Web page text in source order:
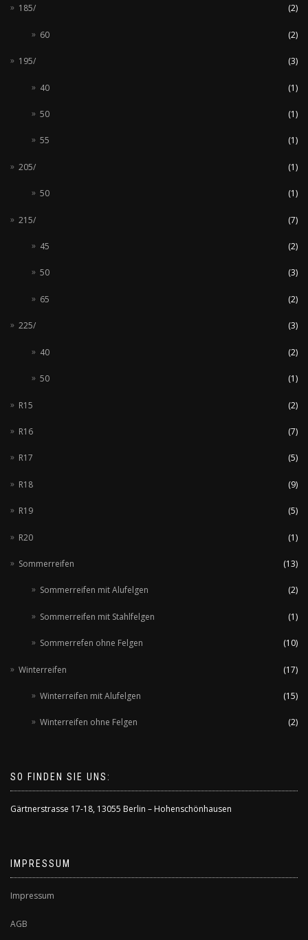
185/ (2)
60 (2)
195/ (3)
40 (1)
50 (1)
55 (1)
205/ (1)
50 (1)
215/ (7)
45 (2)
50 (3)
65 (2)
225/ (3)
40 (2)
50 (1)
R15 (2)
R16 (7)
R17 (5)
R18 (9)
R19 (5)
R20 (1)
Sommerreifen (13)
Sommerreifen mit Alufelgen (2)
Sommerreifen mit Stahlfelgen (1)
Sommerrefen ohne Felgen (10)
Winterreifen (17)
Winterreifen mit Alufelgen (15)
Winterreifen ohne Felgen (2)
SO FINDEN SIE UNS:
Gärtnerstrasse 17-18, 13055 Berlin – Hohenschönhausen
IMPRESSUM
Impressum
AGB